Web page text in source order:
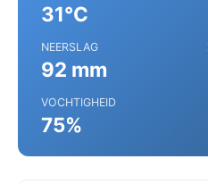
31°C
NEERSLAG
92 mm
VOCHTIGHEID
75%